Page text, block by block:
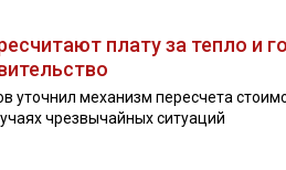
плату за тепло и
уточнил механизм пересчета
чрезвычайных ситуаций